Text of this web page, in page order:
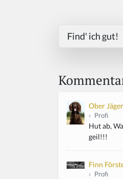
Find' ich gut!
Ober Jäger
› Profi
Hut ab,
geil!!!
Finn
› Profi